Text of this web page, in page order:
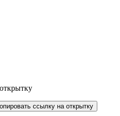
ссылку на открытку